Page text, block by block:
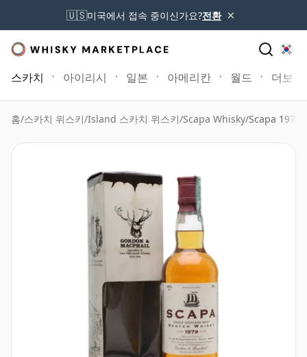
🇺🇸미국에서 접속 중이신가요?전환 ×
스카치 아이리시 일본 아메리칸 월드 더보기
홈/스카치 위스키/Island 스카치 위스키/Scapa Whisky/Scapa 1979